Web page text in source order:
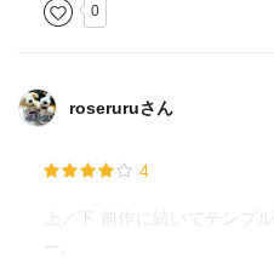
0
roseruruさん
4
上／下 前作に続いてテンプ
ー。